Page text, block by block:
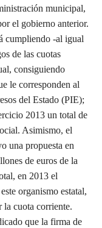
municipal,
el gobierno anterior.
cumpliendo -al igual
de las cuotas
consiguiendo
le corresponden al
del Estado (PIE);
2013 un total de
Asimismo, el
una propuesta en
de euros de la
en 2013 el
organismo estatal,
la cuota corriente.
que la firma de